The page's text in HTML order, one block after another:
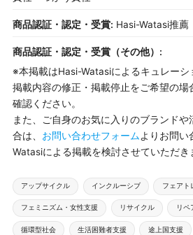
商品認証・認定・受賞: Hasi-Watasi推薦
商品認証・認定・受賞（その他）:
※本掲載はHasi-Watasiによるキュレーシ
掲載内容の修正・掲載停止をご希望の場
確認ください。
また、ご自身のお気に入りのブランド
合は、 お問い合わせフォームよりお問い
Watasiによる掲載を検討させていただき
タ
グ：
アップサイクル インクルーシブ フェアト
フェミニズム・女性支援 リサイクル リペ
循環型社会 生活困難者支援 途上国支援